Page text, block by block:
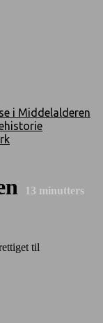
i Middelalderen
13 minutters
til